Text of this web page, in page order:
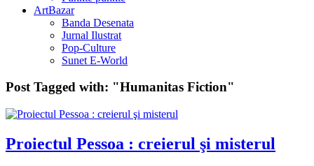
ArtBazar
Banda Desenata
Jurnal Ilustrat
Pop-Culture
Sunet E-World
Post Tagged with: "Humanitas Fiction"
Proiectul Pessoa : creierul şi misterul